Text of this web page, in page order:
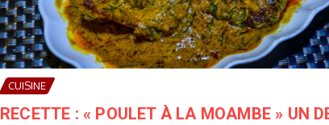
CUISINE
RECETTE : « POULET À LA MOAMBE » UN